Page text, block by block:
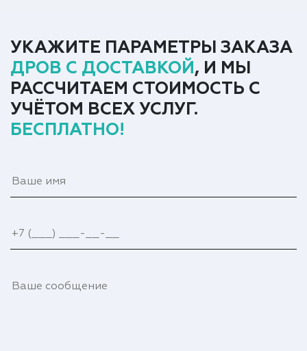
УКАЖИТЕ ПАРАМЕТРЫ ЗАКАЗА
ДРОВ С ДОСТАВКОЙ , И МЫ
РАССЧИТАЕМ СТОИМОСТЬ С
УЧЁТОМ ВСЕХ УСЛУГ.
БЕСПЛАТНО!